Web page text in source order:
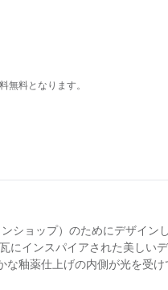
無料となります。
ショップ）のためにデザイン
にインスパイアされた美しいデ
釉薬仕上げの内側が光を受け